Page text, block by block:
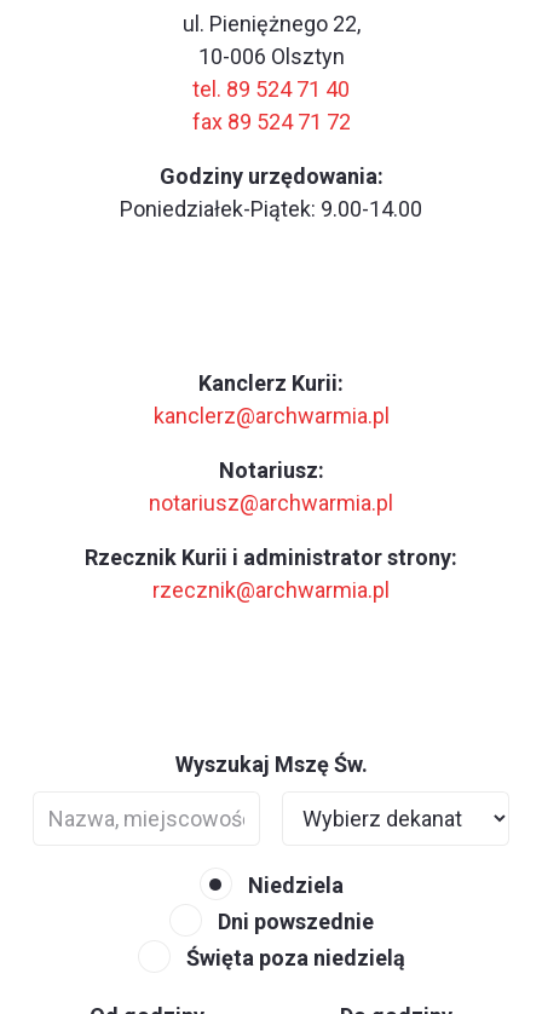
ul. Pieniężnego 22,
10-006 Olsztyn
tel. 89 524 71 40
fax 89 524 71 72
Godziny urzędowania:
Poniedziałek-Piątek: 9.00-14.00
Kanclerz Kurii:
kanclerz@archwarmia.pl
Notariusz:
notariusz@archwarmia.pl
Rzecznik Kurii i administrator strony:
rzecznik@archwarmia.pl
Wyszukaj Mszę Św.
Niedziela
Dni powszednie
Święta poza niedzielą